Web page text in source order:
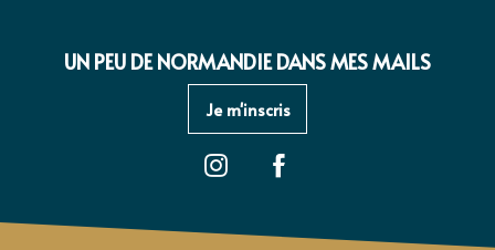
UN PEU DE NORMANDIE DANS MES MAILS
Je m'inscris